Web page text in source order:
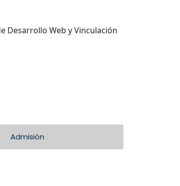
Desarrollo Web y Vinculación
Admisión